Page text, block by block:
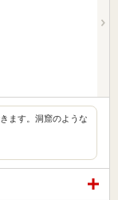
ます。洞窟のような